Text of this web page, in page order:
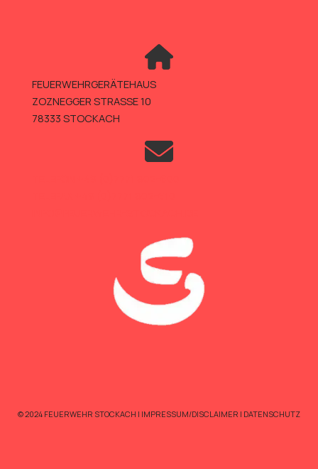
FEUERWEHRGERÄTEHAUS
ZOZNEGGER STRASSE 10
78333 STOCKACH
© 2024 FEUERWEHR STOCKACH | IMPRESSUM/DISCLAIMER | DATENSCHUTZ